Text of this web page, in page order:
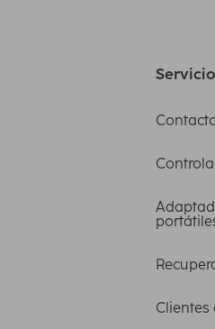
Servicio
Clientes